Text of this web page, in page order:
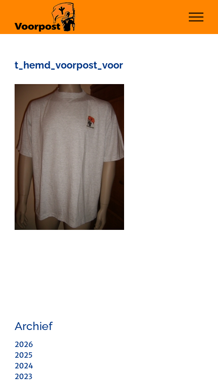
inhoud
t_hemd_voorpost_voor
Archief
2026
2025
2024
2023